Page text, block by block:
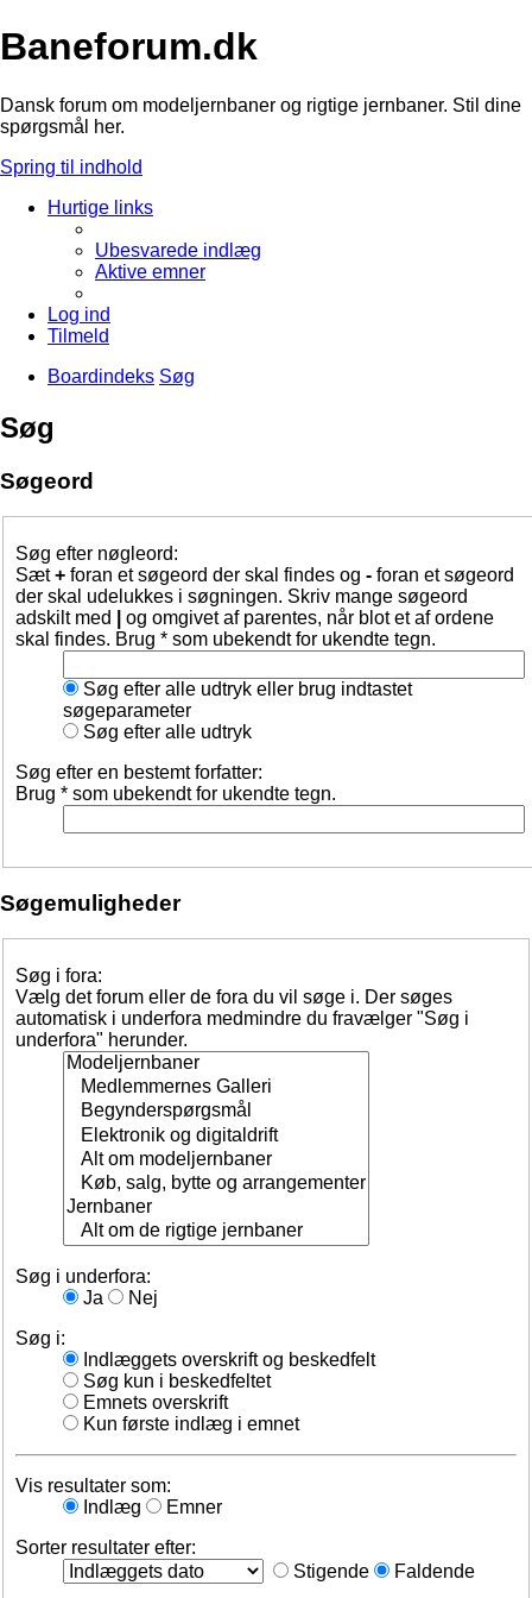
Baneforum.dk
Dansk forum om modeljernbaner og rigtige jernbaner. Stil dine
spørgsmål her.
Spring til indhold
Hurtige links
Ubesvarede indlæg
Aktive emner
Log ind
Tilmeld
Boardindeks Søg
Søg
Søgeord
Søg efter nøgleord:
Sæt+ foran et søgeord der skal findes og - foran et søgeord
der skal udelukkes i søgningen. Skriv mange søgeord
adskilt med
og omgivet af parentes, når blot et af ordene
skal findes. Brug * som ubekendt for ukendte tegn.
Søg efter alle udtryk eller brug indtastet
søgeparameter
Søg efter alle udtryk
Søg efter en bestemt forfatter:
Brug * som ubekendt for ukendte tegn.
Søgemuligheder
Søg i fora:
Vælg det forum eller de fora du vil søge i. Der søges
automatisk i underfora medmindre du fravælger "Søg i
underfora" herunder.
Søg i underfora:
Ja
Nej
Søg i:
Indlæggets overskrift og beskedfelt
Søg kun i beskedfeltet
Emnets overskrift
Kun første indlæg i emnet
Vis resultater som:
Indlæg
Emner
Sorter resultater efter:
Stigende
Faldende